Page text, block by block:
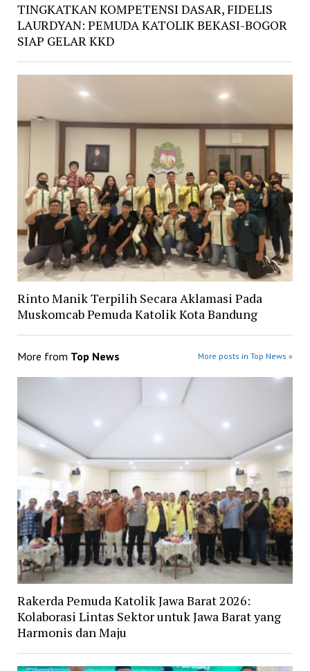
TINGKATKAN KOMPETENSI DASAR, FIDELIS
LAURDYAN: PEMUDA KATOLIK BEKASI-BOGOR
SIAP GELAR KKD
Rinto Manik Terpilih Secara Aklamasi Pada
Muskomcab Pemuda Katolik Kota Bandung
More from Top News More posts in Top News »
Rakerda Pemuda Katolik Jawa Barat 2026:
Kolaborasi Lintas Sektor untuk Jawa Barat yang
Harmonis dan Maju